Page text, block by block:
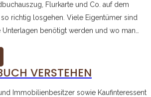
Flurkarte und Co. auf dem
richtig losgehen. Viele Eigentümer sind
benötigt werden und wo man…
VERSTEHEN
Immobilienbesitzer sowie Kaufinteressent